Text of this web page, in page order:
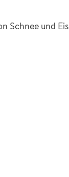
Schnee und Eis